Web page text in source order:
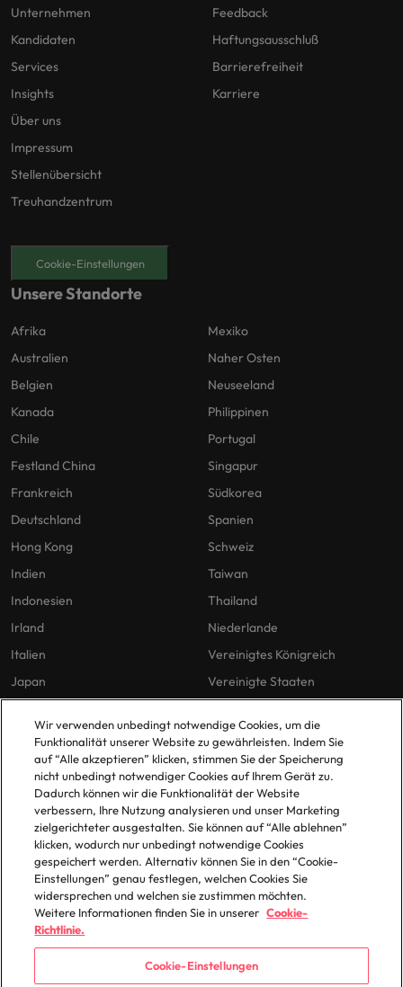
Unternehmen
Kandidaten
Services
Insights
Über uns
Impressum
Stellenübersicht
Treuhandzentrum
Feedback
Haftungsausschluß
Barrierefreiheit
Karriere
Cookie-Einstellungen
Unsere Standorte
Afrika
Australien
Belgien
Kanada
Chile
Festland China
Frankreich
Deutschland
Hong Kong
Indien
Indonesien
Irland
Italien
Japan
Mexiko
Naher Osten
Neuseeland
Philippinen
Portugal
Singapur
Südkorea
Spanien
Schweiz
Taiwan
Thailand
Niederlande
Vereinigtes Königreich
Vereinigte Staaten
Unsere Richtlinien
Datenschutz
Cookie-Richtlinie
Policy Library
Büros
Berlin
Düsseldorf
Frankfurt
Hamburg
Wir verwenden unbedingt notwendige Cookies, um die
Funktionalität unserer Website zu gewährleisten. Indem Sie
auf “Alle akzeptieren” klicken, stimmen Sie der Speicherung
nicht unbedingt notwendiger Cookies auf Ihrem Gerät zu.
Dadurch können wir die Funktionalität der Website
verbessern, Ihre Nutzung analysieren und unser Marketing
zielgerichteter ausgestalten. Sie können auf “Alle ablehnen”
klicken, wodurch nur unbedingt notwendige Cookies
gespeichert werden. Alternativ können Sie in den “Cookie-
Einstellungen” genau festlegen, welchen Cookies Sie
widersprechen und welchen sie zustimmen möchten.
Weitere Informationen finden Sie in unserer Cookie-
Richtlinie.
Cookie-Einstellungen